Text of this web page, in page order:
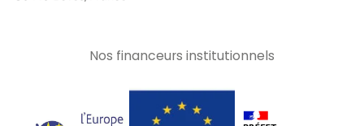
Nos financeurs institutionnels